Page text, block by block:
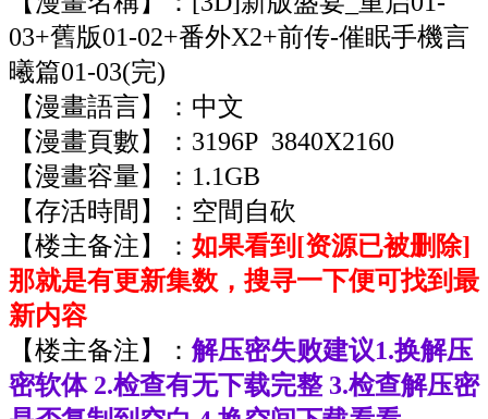
03+舊版01-02+番外X2+前传-催眠手機言
曦篇01-03(完)
【漫畫語言】：中文
【漫畫頁數】：3196P 3840X2160
【漫畫容量】：1.1GB
【存活時間】：空間自砍
【楼主备注】： 如果看到[资源已被删除]
那就是有更新集数，搜寻一下便可找到最
新内容
【楼主备注】： 解压密失败建议1.换解压
密软体 2.检查有无下载完整 3.检查解压密